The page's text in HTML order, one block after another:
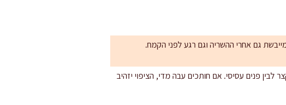
גם אחרי ההשריה וגם רגע לפני הקמח.
איזון בין זמן טיגון קצר לבין פנים עסיסי. אם חותכים עבה מדי, הציפוי יזהיב